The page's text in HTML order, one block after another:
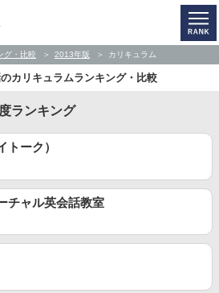
グ・比較 2013年版 カリキュラム
カリキュラムランキング・比較
ランキング
ーク）
チャル英会話教室